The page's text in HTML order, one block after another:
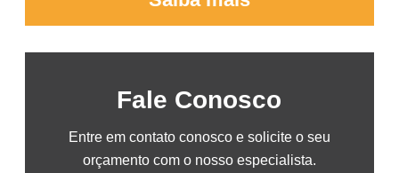
Fale Conosco
Entre em contato conosco e solicite o seu
orçamento com o nosso especialista.